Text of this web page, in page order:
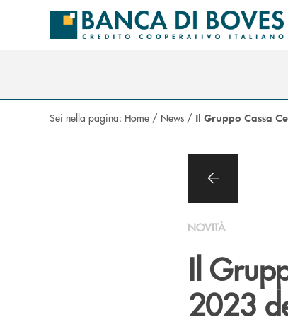
Salta al contenuto principale
Sei nella pagina: Home / News / Il Gruppo Cassa
NOVITÀ
Il
2023